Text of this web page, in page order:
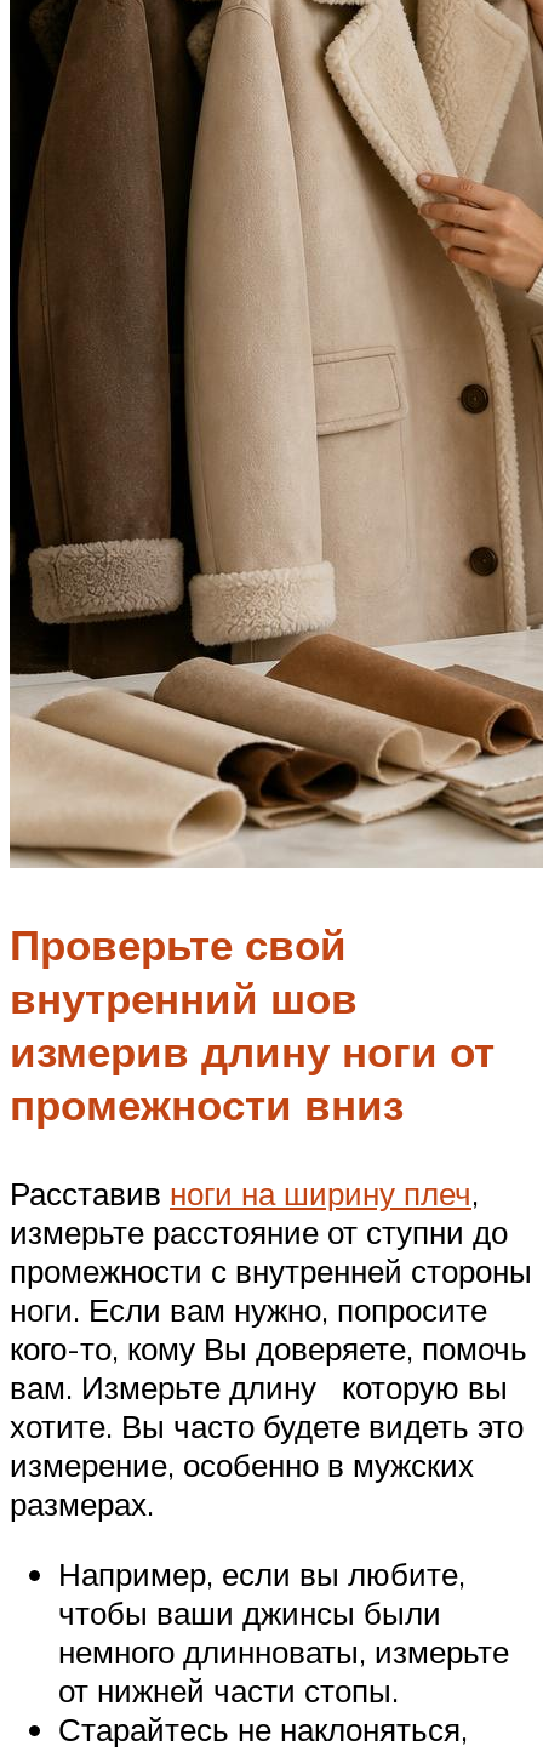
Проверьте свой
внутренний шов
измерив длину ноги от
промежности вниз
Расставив ноги на ширину плеч,
измерьте расстояние от ступни до
промежности с внутренней стороны
ноги. Если вам нужно, попросите
кого-то, кому Вы доверяете, помочь
вам. Измерьте длину которую вы
хотите. Вы часто будете видеть это
измерение, особенно в мужских
размерах.
Например, если вы любите,
чтобы ваши джинсы были
немного длинноваты, измерьте
от нижней части стопы.
Старайтесь не наклоняться,